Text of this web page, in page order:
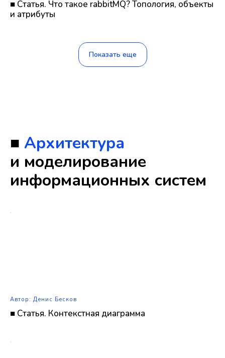
■ Статья. Что такое rabbitMQ? Топология, объекты
и атрибуты
Показать еще
■ Архитектура
и моделирование
информационных систем
Автор: Денис Бесков
■ Статья. Контекстная диаграмма